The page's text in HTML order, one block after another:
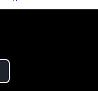
Video